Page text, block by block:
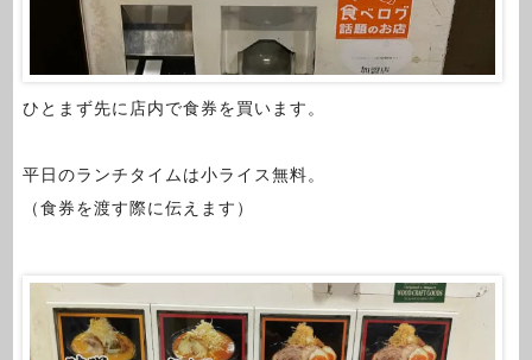
ひとまず先に店内で食券を買います。
平日のランチタイムは小ライス無料。
（食券を渡す際に伝えます）